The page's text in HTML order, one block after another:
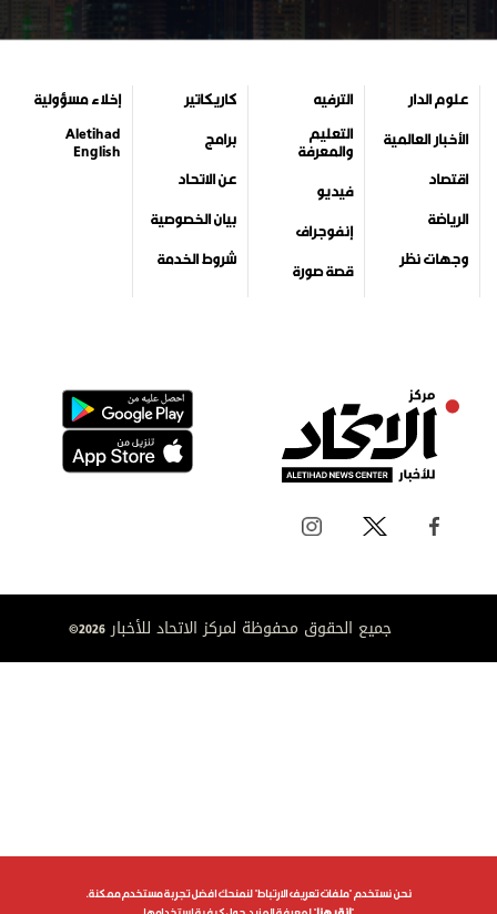
علوم الدار
الأخبار العالمية
اقتصاد
الرياضة
وجهات نظر
الترفيه
التعليم
والمعرفة
فيديو
إنفوجراف
قصة صورة
كاريكاتير
برامج
عن الاتحاد
بيان الخصوصية
شروط الخدمة
إخلاء مسؤولية
Aletihad
English
جميع الحقوق محفوظة لمركز الاتحاد للأخبار 2026©
نحن نستخدم "ملفات تعريف الارتباط" لنمنحك افضل تجربة مستخدم ممكنة.